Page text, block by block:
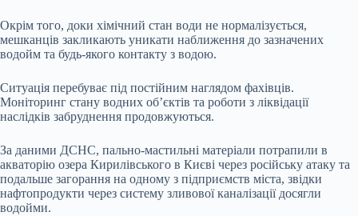
Окрім того, доки хімічний стан води не нормалізується,
мешканців закликають уникати наближення до зазначених
водойм та будь-якого контакту з водою.
Ситуація перебуває під постійним наглядом фахівців.
Моніторинг стану водних об’єктів та роботи з ліквідації
наслідків забруднення продовжуються.
За даними ДСНС, пально-мастильні матеріали потрапили в
акваторію озера Кирилівського в Києві через російську атаку та
подальше загорання на одному з підприємств міста, звідки
нафтопродукти через систему зливової каналізації досягли
водойми.